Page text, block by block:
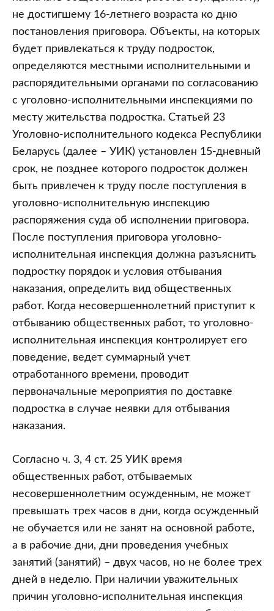
не достигшему 16-летнего возраста ко дню
постановления приговора. Объекты, на которых
будет привлекаться к труду подросток,
определяются местными исполнительными и
распорядительными органами по согласованию
с уголовно-исполнительными инспекциями по
месту жительства подростка. Статьей 23
Уголовно-исполнительного кодекса Республики
Беларусь (далее – УИК) установлен 15-дневный
срок, не позднее которого подросток должен
быть привлечен к труду после поступления в
уголовно-исполнительную инспекцию
распоряжения суда об исполнении приговора.
После поступления приговора уголовно-
исполнительная инспекция должна разъяснить
подростку порядок и условия отбывания
наказания, определить вид общественных
работ. Когда несовершеннолетний приступит к
отбыванию общественных работ, то уголовно-
исполнительная инспекция контролирует его
поведение, ведет суммарный учет
отработанного времени, проводит
первоначальные мероприятия по доставке
подростка в случае неявки для отбывания
наказания.
Согласно ч. 3, 4 ст. 25 УИК время
общественных работ, отбываемых
несовершеннолетним осужденным, не может
превышать трех часов в дни, когда осужденный
не обучается или не занят на основной работе,
а в рабочие дни, дни проведения учебных
занятий (занятий) – двух часов, но не более трех
дней в неделю. При наличии уважительных
причин уголовно-исполнительная инспекция